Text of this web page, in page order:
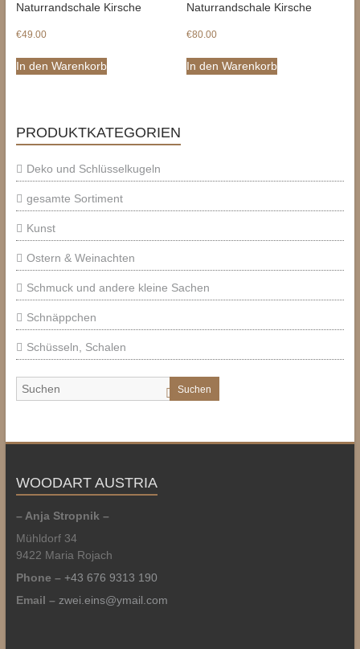
Naturrandschale Kirsche
€49.00
In den Warenkorb
Naturrandschale Kirsche
€80.00
In den Warenkorb
PRODUKTKATEGORIEN
Deko und Schlüsselkugeln
gesamte Sortiment
Kunst
Ostern & Weinachten
Schmuck und andere kleine Sachen
Schnäppchen
Schüsseln, Schalen
Suchen
WOODART AUSTRIA
– Anja Stropnik –
Mühldorf 34
9422 Maria Rojach
Phone – +43 676 9313 190
Email – zwei.eins@ymail.com